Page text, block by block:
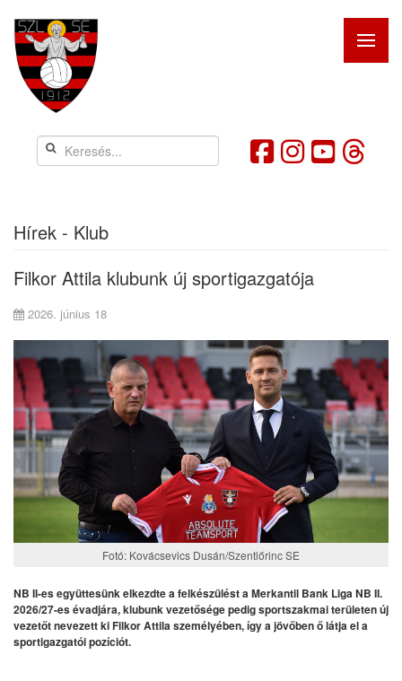
Hírek - Klub
Filkor Attila klubunk új sportigazgatója
2026. június 18
Fotó: Kovácsevics Dusán/Szentlőrinc SE
NB II-es együttesünk elkezdte a felkészülést a Merkantil Bank Liga NB II.
2026/27-es évadjára, klubunk vezetősége pedig sportszakmai területen új
vezetőt nevezett ki Filkor Attila személyében, így a jövőben ő látja el a
sportigazgatói pozíciót.